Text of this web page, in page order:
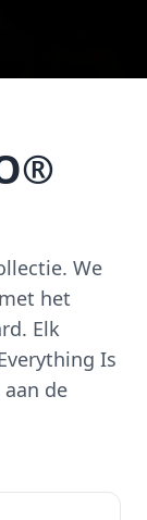
We
het
Elk
Is
de